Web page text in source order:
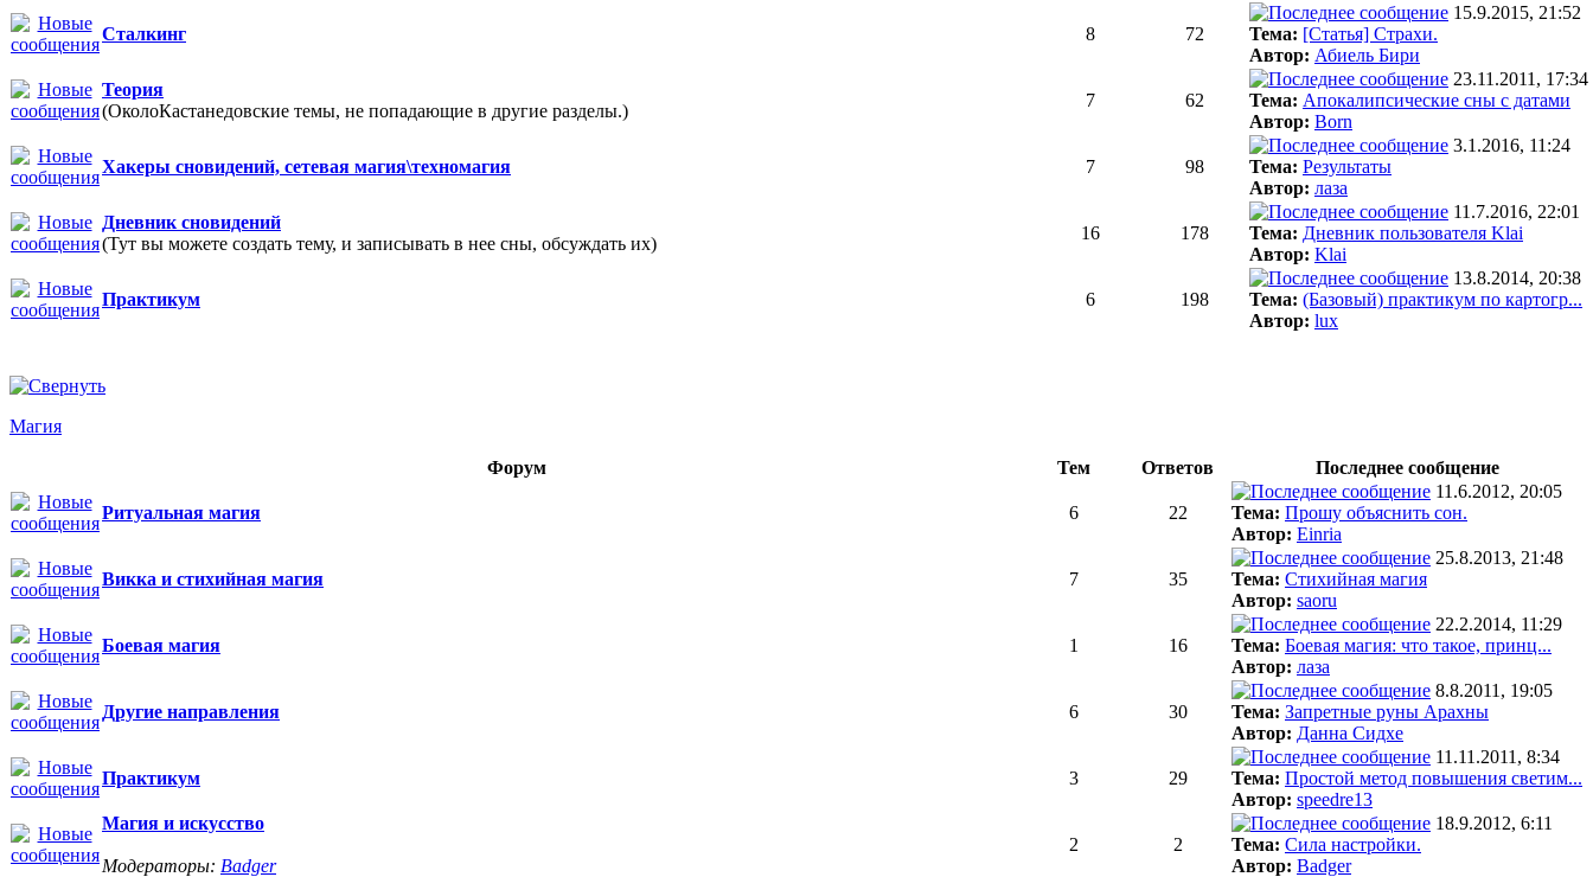
Сталкинг 8 72
15.9.2015, 21:52
Тема: [Статья] Страхи.
Автор: Абиель Бири
Теория
(ОколоКастанедовские темы, не попадающие в другие разделы.)
7 62
23.11.2011, 17:34
Тема: Апокалипсические сны с датами
Автор: Born
Хакеры сновидений, сетевая магия\техномагия 7 98
3.1.2016, 11:24
Тема: Результаты
Автор: лаза
Дневник сновидений
(Тут вы можете создать тему, и записывать в нее сны, обсуждать их)
16 178
11.7.2016, 22:01
Тема: Дневник пользователя Klai
Автор: Klai
Практикум 6 198
13.8.2014, 20:38
Тема: (Базовый) практикум по картогр...
Автор: lux
Магия
Форум Тем Ответов Последнее сообщение
Ритуальная магия 6 22
11.6.2012, 20:05
Тема: Прошу объяснить сон.
Автор: Einria
Викка и стихийная магия 7 35
25.8.2013, 21:48
Тема: Стихийная магия
Автор: saoru
Боевая магия 1 16
22.2.2014, 11:29
Тема: Боевая магия: что такое, принц...
Автор: лаза
Другие направления 6 30
8.8.2011, 19:05
Тема: Запретные руны Арахны
Автор: Данна Сидхе
Практикум 3 29
11.11.2011, 8:34
Тема: Простой метод повышения светим...
Автор: speedre13
Магия и искусство
Модераторы: Badger
2 2
18.9.2012, 6:11
Тема: Сила настройки.
Автор: Badger